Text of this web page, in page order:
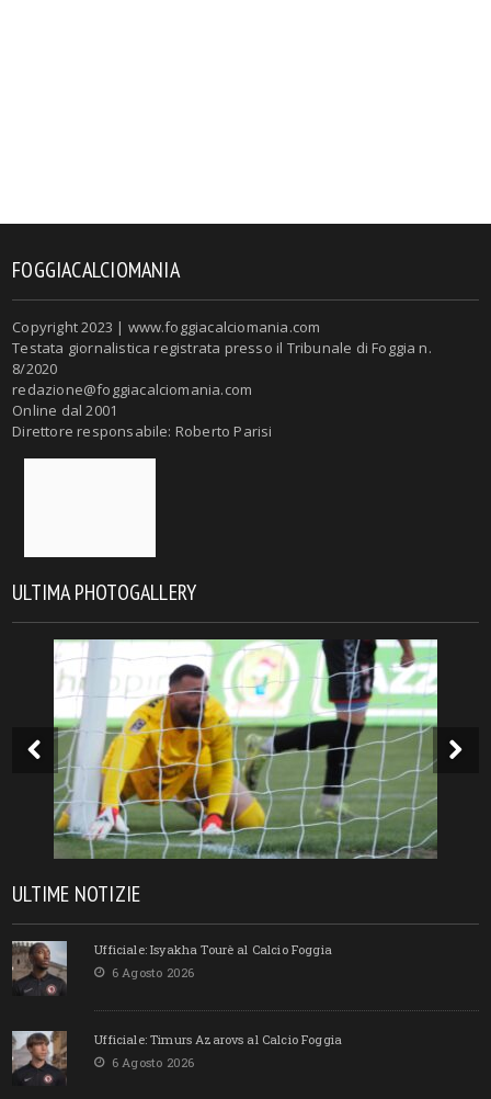
FOGGIACALCIOMANIA
Copyright 2023 | www.foggiacalciomania.com
Testata giornalistica registrata presso il Tribunale di Foggia n.
8/2020
redazione@foggiacalciomania.com
Online dal 2001
Direttore responsabile: Roberto Parisi
ULTIMA PHOTOGALLERY
ULTIME NOTIZIE
Ufficiale: Isyakha Tourè al Calcio Foggia
6 Agosto 2026
Ufficiale: Timurs Azarovs al Calcio Foggia
6 Agosto 2026